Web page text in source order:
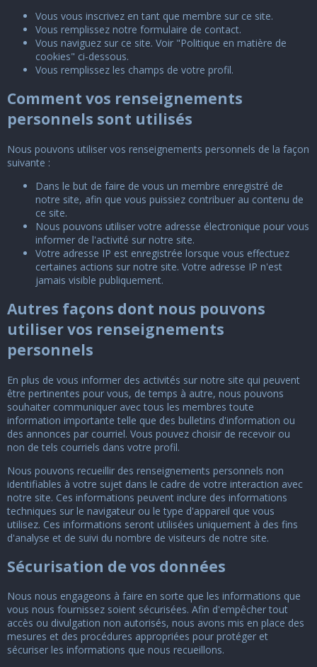
Vous vous inscrivez en tant que membre sur ce site.
Vous remplissez notre formulaire de contact.
Vous naviguez sur ce site. Voir "Politique en matière de
cookies" ci-dessous.
Vous remplissez les champs de votre profil.
Comment vos renseignements
personnels sont utilisés
Nous pouvons utiliser vos renseignements personnels de la façon
suivante :
Dans le but de faire de vous un membre enregistré de
notre site, afin que vous puissiez contribuer au contenu de
ce site.
Nous pouvons utiliser votre adresse électronique pour vous
informer de l'activité sur notre site.
Votre adresse IP est enregistrée lorsque vous effectuez
certaines actions sur notre site. Votre adresse IP n'est
jamais visible publiquement.
Autres façons dont nous pouvons
utiliser vos renseignements
personnels
En plus de vous informer des activités sur notre site qui peuvent
être pertinentes pour vous, de temps à autre, nous pouvons
souhaiter communiquer avec tous les membres toute
information importante telle que des bulletins d'information ou
des annonces par courriel. Vous pouvez choisir de recevoir ou
non de tels courriels dans votre profil.
Nous pouvons recueillir des renseignements personnels non
identifiables à votre sujet dans le cadre de votre interaction avec
notre site. Ces informations peuvent inclure des informations
techniques sur le navigateur ou le type d'appareil que vous
utilisez. Ces informations seront utilisées uniquement à des fins
d'analyse et de suivi du nombre de visiteurs de notre site.
Sécurisation de vos données
Nous nous engageons à faire en sorte que les informations que
vous nous fournissez soient sécurisées. Afin d'empêcher tout
accès ou divulgation non autorisés, nous avons mis en place des
mesures et des procédures appropriées pour protéger et
sécuriser les informations que nous recueillons.